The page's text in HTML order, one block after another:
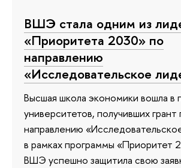
ВШЭ стала одним из
«Приоритета 2030» по
направлению
«Исследовательское
Высшая школа экономики вошла в
университетов, получивших грант
направлению
в рамках программы «Приоритет
ВШЭ успешно защитила свою